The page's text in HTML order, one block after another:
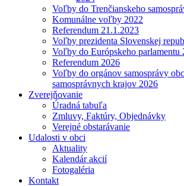
Voľby do Trenčianskeho
Komunálne voľby 2022
Referendum 21.1.2023
Voľby prezidenta Slovenskej
Voľby do Európskeho parlamentu
Referendum 2026
Voľby do orgánov samosprávy
samosprávnych krajov 2026
Zverejňovanie
Úradná tabuľa
Zmluvy, Faktúry, Objednávky
Verejné obstarávanie
Udalosti v obci
Aktuality
Kalendár akcií
Fotogaléria
Kontakt